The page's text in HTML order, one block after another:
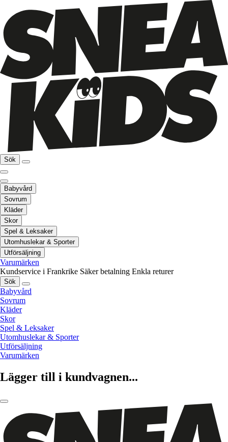
Sök
Babyvård
Sovrum
Kläder
Skor
Spel & Leksaker
Utomhuslekar & Sporter
Utförsäljning
Varumärken
Kundservice i Frankrike Säker betalning Enkla returer
Sök
Babyvård
Sovrum
Kläder
Skor
Spel & Leksaker
Utomhuslekar & Sporter
Utförsäljning
Varumärken
Lägger till i kundvagnen...